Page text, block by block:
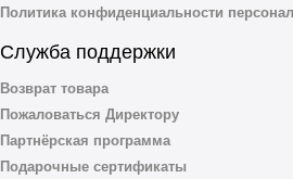
Политика конфиденциальности
Служба поддержки
Возврат товара
Пожаловаться Директору
Партнёрская программа
Подарочные сертификаты